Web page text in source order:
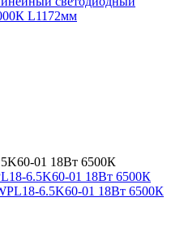
01 18Вт 6500К
6.5K60-01 18Вт 6500К